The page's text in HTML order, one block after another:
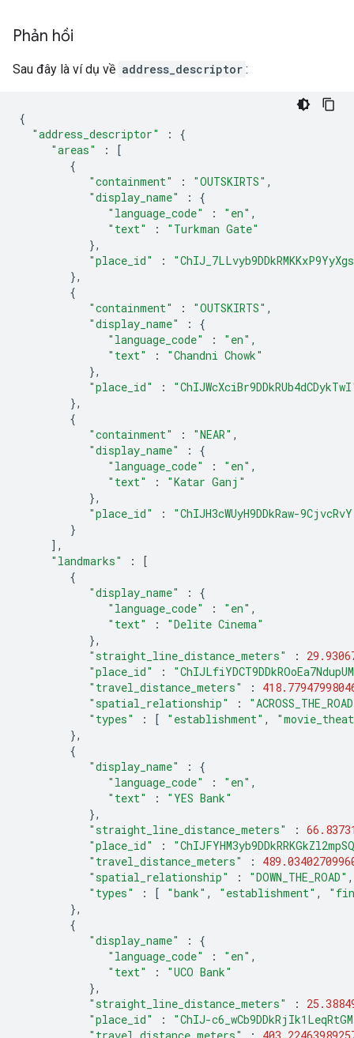
Phản hồi
Sau đây là ví dụ về address_descriptor :
{
"address_descriptor"
:
{
"areas"
:
[
{
"containment"
: "OUTSKIRTS" ,
"display_name"
:
{
"language_code"
: "en" ,
"text"
:
"Turkman Gate"
},
"place_id"
:
},
{
"containment"
: "OUTSKIRTS" ,
"display_name"
:
{
"language_code"
: "en" ,
"text"
:
"Chandni Chowk"
},
"place_id"
:
},
{
"containment"
: "NEAR" ,
"display_name"
:
{
"language_code"
: "en" ,
"text"
:
"Katar Ganj"
},
"place_id"
:
"ChIJH3cWUyH9DDkRaw-
}
],
"landmarks"
:
[
{
"display_name"
:
{
"language_code"
: "en" ,
"text"
:
"Delite Cinema"
},
"straight_line_distance_meters"
:
"place_id"
:
"travel_distance_meters"
:
"spatial_relationship"
:
"types"
: [ "establishment" ,
},
{
"display_name"
:
{
"language_code"
: "en" ,
"text"
:
"YES Bank"
},
"straight_line_distance_meters"
:
"place_id"
:
"travel_distance_meters"
:
"spatial_relationship"
: "DOWN_THE_ROAD" ,
"types"
: [ "bank" , "establishment" ,
},
{
"display_name"
:
{
"language_code"
: "en" ,
"text"
:
"UCO Bank"
},
"straight_line_distance_meters"
:
"place_id"
:
"ChIJ-